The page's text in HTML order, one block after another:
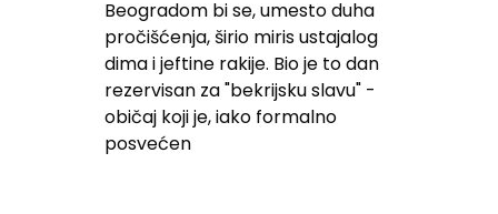
Beogradom bi se, umesto duha
pročišćenja, širio miris ustajalog
dima i jeftine rakije. Bio je to dan
rezervisan za "bekrijsku slavu" -
običaj koji je, iako formalno
posvećen